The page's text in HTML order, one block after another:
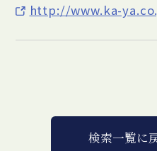
http://www.ka-
検索一覧に